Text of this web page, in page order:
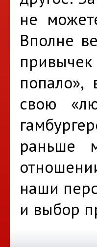
не
Вполне
свою
раньше
наши
и выбор